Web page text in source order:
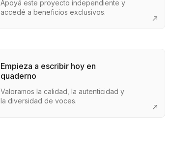
Apoyá este proyecto independiente y
accedé a beneficios exclusivos.
Empieza a escribir hoy en
quaderno
Valoramos la calidad, la autenticidad y
la diversidad de voces.